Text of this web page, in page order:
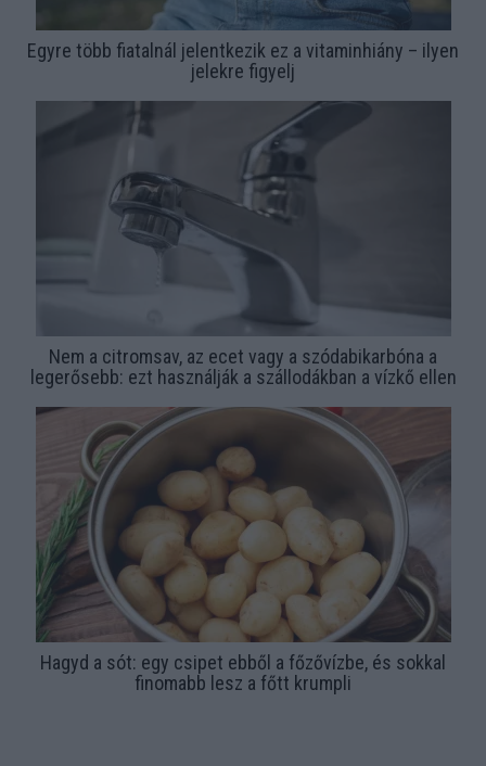
Egyre több fiatalnál jelentkezik ez a vitaminhiány – ilyen
jelekre figyelj
Nem a citromsav, az ecet vagy a szódabikarbóna a
legerősebb: ezt használják a szállodákban a vízkő ellen
Hagyd a sót: egy csipet ebből a főzővízbe, és sokkal
finomabb lesz a főtt krumpli